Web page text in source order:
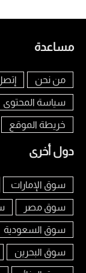
مساعدة
من نحن
سياسة المحتوى
خريطة الموقع
دول أخرى
سوق الإمارات
سوق مصر
سوق السعودية
سوق البحرين